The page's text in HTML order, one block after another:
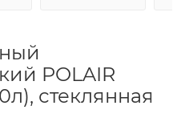
POLAIR
стеклянная